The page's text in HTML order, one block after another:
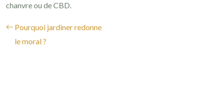
chanvre ou de CBD.
Pourquoi jardiner redonne
le moral ?